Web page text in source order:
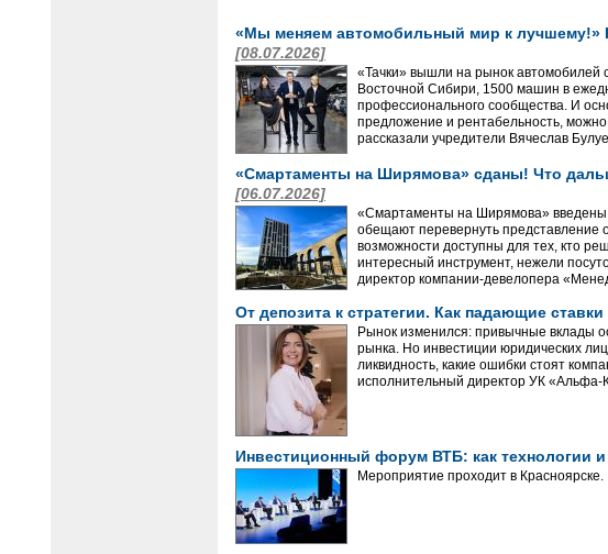
«Мы меняем автомобильный мир к лучшему!»
[08.07.2026]
«Тачки» вышли на рынок автомобилей
Восточной Сибири, 1500 машин в
профессионального сообщества. И
предложение и рентабельность,
рассказали учредители Вячеслав
«Смартаменты на Ширямова» сданы! Что
[06.07.2026]
«Смартаменты на Ширямова» введены
обещают перевернуть представление
возможности доступны для тех, кто
интересный инструмент, нежели
директор компании-девелопера
От депозита к стратегии. Как падающие
Рынок изменился: привычные вклады
рынка. Но инвестиции юридических
ликвидность, какие ошибки стоят
исполнительный директор УК «Альфа-
Инвестиционный форум ВТБ: как технологии
Мероприятие проходит в Красноярске.